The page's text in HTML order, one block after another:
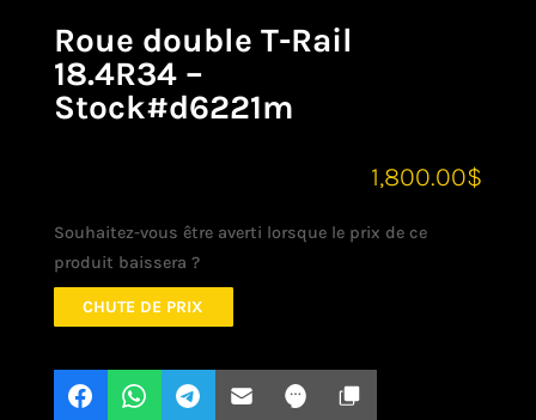
Roue double T-Rail
18.4R34 –
Stock#d6221m
1,800.00$
Souhaitez-vous être averti lorsque le prix de ce
produit baissera ?
CHUTE DE PRIX